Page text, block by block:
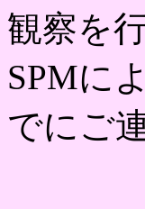
観察を
SPMに
でにご